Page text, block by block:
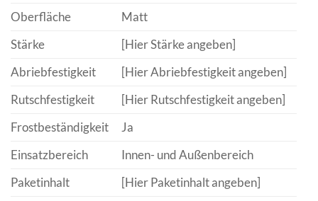
Oberfläche
Matt
Stärke
[Hier Stärke angeben]
Abriebfestigkeit
[Hier Abriebfestigkeit angeben]
Rutschfestigkeit
[Hier Rutschfestigkeit angeben]
Frostbeständigkeit
Ja
Einsatzbereich
Innen- und Außenbereich
Paketinhalt
[Hier Paketinhalt angeben]